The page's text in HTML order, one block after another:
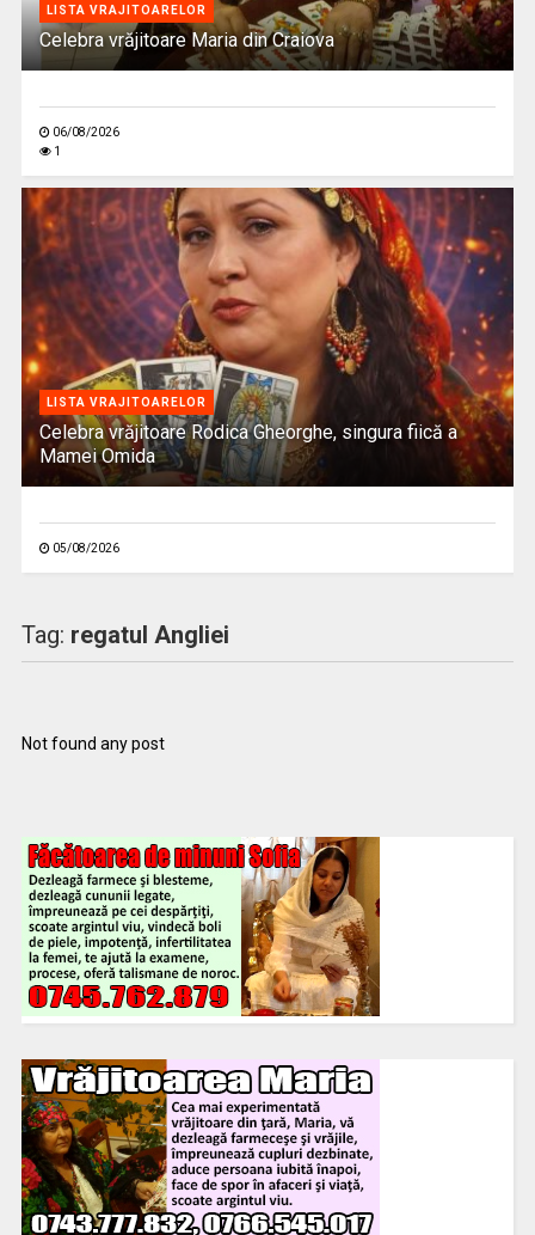
LISTA VRAJITOARELOR
Celebra vrăjitoare Maria din Craiova
06/08/2026
1
LISTA VRAJITOARELOR
Celebra vrăjitoare Rodica Gheorghe, singura fiică a
Mamei Omida
05/08/2026
Tag: regatul Angliei
Not found any post